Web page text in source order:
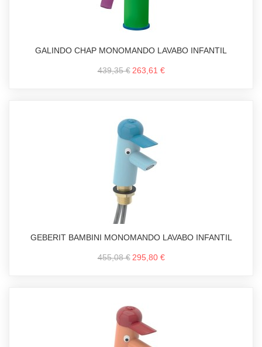
GALINDO CHAP MONOMANDO LAVABO INFANTIL
439,35 € 263,61 €
GEBERIT BAMBINI MONOMANDO LAVABO INFANTIL
455,08 € 295,80 €